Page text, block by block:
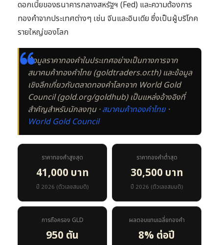
ดอกเบี้ยของธนาคารกลางสหรัฐฯ (Fed) และความต้องการ
ทองคำจากประเทศต่างๆ เช่น จีนและอินเดีย ซึ่งเป็นผู้บริโภค
รายใหญ่ของโลก
ข้อมูลราคาทองคำในประเทศอย่างเป็นทางการจาก
สมาคมค้าทองคำไทย (goldtraders.or.th) และข้อมูล
เชิงลึกเกี่ยวกับตลาดทองคำโลกจาก World Gold
Council (gold.org/goldhub) เป็นแหล่งอ้างอิงที่
สำคัญสำหรับนักลงทุน ·สมาคมค้าทองคำไทย·
World Gold Council
ราคาทองคำสูงสุด
41,000 บาท
ปี 2026 (ตัวเลขสมมติ)
ราคาทองคำต่ำสุด
30,500 บาท
ปี 2026 (ตัวเลขสมมติ)
การถือครอง GLD
950 ตัน
ผลตอบแทนเฉลี่ยทองคำ
8% ต่อปี